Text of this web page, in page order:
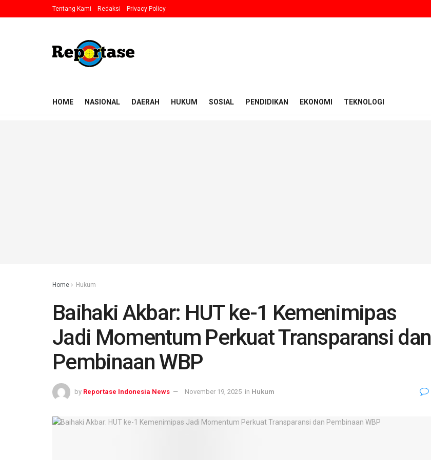
Tentang Kami Redaksi Privacy Policy
HOME NASIONAL DAERAH HUKUM SOSIAL PENDIDIKAN EKONOMI TEKNOLOGI
Home Hukum
Baihaki Akbar: HUT ke-1 Kemenimipas
Jadi Momentum Perkuat Transparansi dan
Pembinaan WBP
by Reportase Indonesia News November 19, 2025 in Hukum